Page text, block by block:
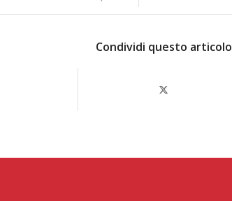
Condividi questo articolo